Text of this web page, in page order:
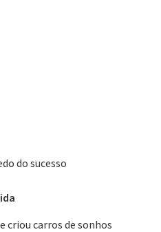
do sucesso
criou carros de sonhos